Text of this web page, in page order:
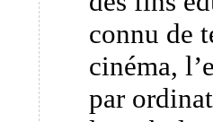
connu de
cinéma,
par